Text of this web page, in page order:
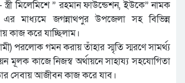
স্ত্রী মিলেমিশে ” রহমান ফাউন্ডেশন, ইউকে” নামক
মাধ্যমে জগন্নাথপুর উপজেলা সহ বিভিন্ন
কাজ করে যাচ্ছিলাম।
পরলোক গমন করায় তাঁহার স্মৃতি স্মরণে সামর্থ্য
মূলক কাজে নিজস্ব অর্থায়নে সাহায্য সহযোগিতা
সেবায় আজীবন কাজ করে যাব।